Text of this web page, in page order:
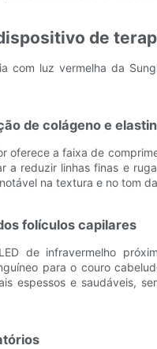
de
com luz vermelha da
de colágeno e
oferece a faixa de
a reduzir linhas finas e
na textura e no tom
folículos capilares
de infravermelho
para o couro
espessos e saudáveis,